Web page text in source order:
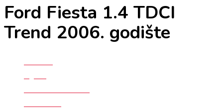
Ford Fiesta 1.4 TDCI
Trend 2006. godište